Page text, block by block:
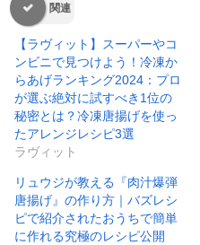
関連
【ラヴィット】スーパーやコ
ンビニで見つけよう！冷凍か
らあげランキング2024：プロ
が選ぶ絶対に試すべき1位の
秘密とは？冷凍唐揚げを使っ
たアレンジレシピ3選
ラヴィット
リュウジが教える『肉汁爆弾
唐揚げ』の作り方｜バズレシ
ピで紹介されたおうちで簡単
に作れる究極のレシピ公開